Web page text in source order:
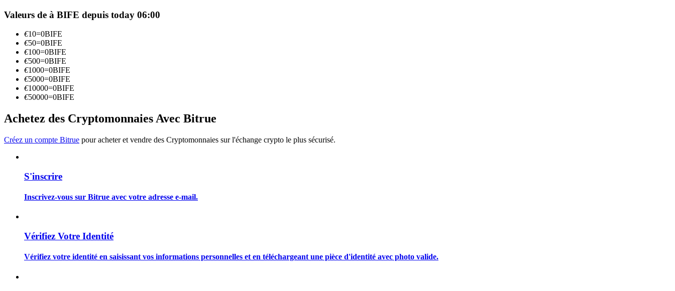
Copie de Trading
Rejoignez les meilleurs traders
Information
Valeurs de à BIFE depuis today 06:00
€10=0BIFE
€50=0BIFE
€100=0BIFE
€500=0BIFE
€1000=0BIFE
€5000=0BIFE
€10000=0BIFE
€50000=0BIFE
Achetez des Cryptomonnaies Avec Bitrue
Créez un compte Bitrue pour acheter et vendre des Cryptomonnaies sur l'échange crypto le plus sécurisé.
S'inscrire
Inscrivez-vous sur Bitrue avec votre adresse e-mail.
Vérifiez Votre Identité
Vérifiez votre identité en saisissant vos informations personnelles et en téléchargeant une pièce d'identité avec photo valide.